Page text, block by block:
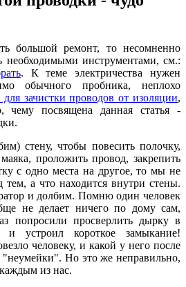
большой ремонт, то несомненно
необходимыми инструментами, см.:
. К теме электричества нужен
обычного пробника, неплохо
зачистки проводов от изоляции,
посвящена данная статья -
стену, чтобы повесить полочку,
проложить провод, закрепить
с одно места на другое, то мы не
тем, а что находится внутри стены.
и долбим. Помню один человек
не делает ничего по дому сам,
попросили просверлить дырку в
устроил короткое замыкание!
человеку, и какой у него после
"неумейки". Но это же неправильно,
из нас.